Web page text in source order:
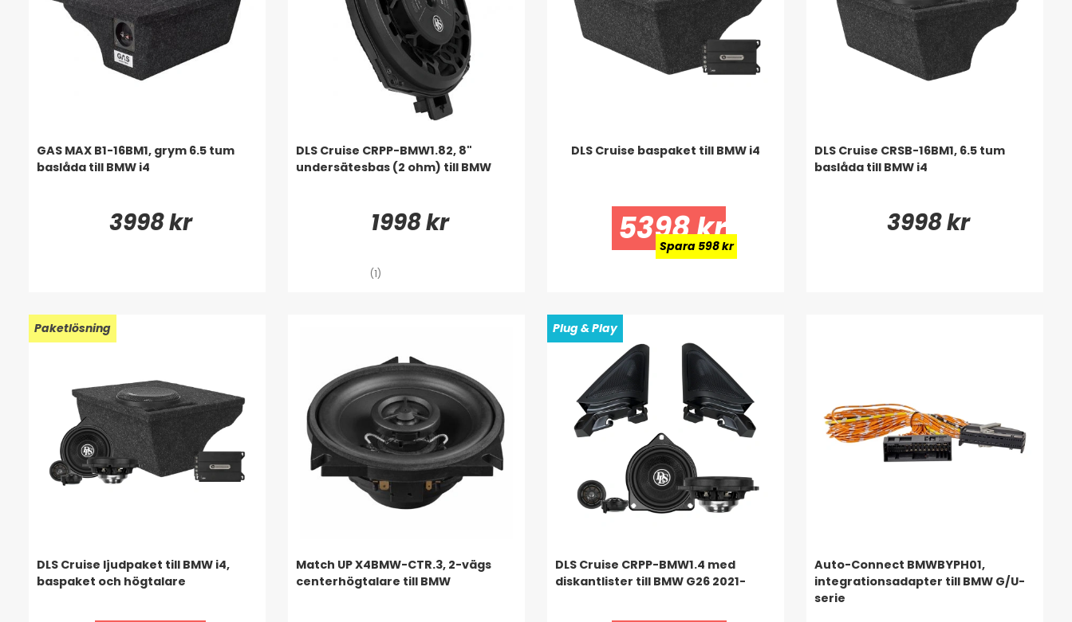
GAS MAX B1-16BM1, grym 6.5 tum
baslåda till BMW i4
3998 kr
DLS Cruise CRPP-BMW1.82, 8"
undersätesbas (2 ohm) till BMW
1998 kr
(1)
DLS Cruise baspaket till BMW i4
5398 kr
Spara 598 kr
DLS Cruise CRSB-16BM1, 6.5 tum
baslåda till BMW i4
3998 kr
Paketlösning
DLS Cruise ljudpaket till BMW i4,
baspaket och högtalare
Match UP X4BMW-CTR.3, 2-vägs
centerhögtalare till BMW
Plug & Play
DLS Cruise CRPP-BMW1.4 med
diskantlister till BMW G26 2021-
Auto-Connect BMWBYPH01,
integrationsadapter till BMW G/U-
serie